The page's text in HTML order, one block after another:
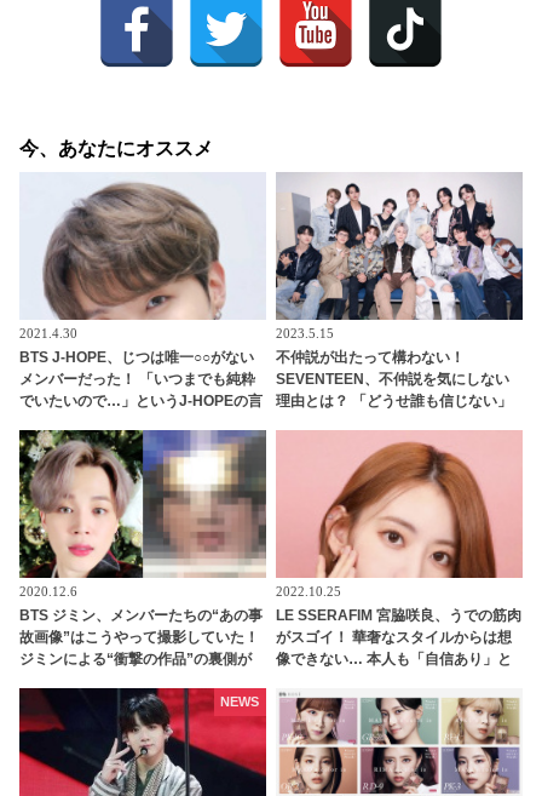
今、あなたにオススメ
2021.4.30
BTS J-HOPE、じつは唯一○○がない
メンバーだった！ 「いつまでも純粋
でいたいので…」というJ-HOPEの言
ンバー総反撃・・ 予想だにしない展
開を迎えたかわいすぎるやりとりに
ファン爆笑
2023.5.15
不仲説が出たって構わない！
SEVENTEEN、不仲説を気にしない
理由とは？ 「どうせ誰も信じない」
2020.12.6
BTS ジミン、メンバーたちの“あの事
故画像”はこうやって撮影していた！
ジミンによる“衝撃の作品”の裏側が
出来上がりにびっくり＆爆笑
2022.10.25
LE SSERAFIM 宮脇咲良、うでの筋肉
がスゴイ！ 華奢なスタイルからは想
像できない… 本人も「自信あり」と
NEWS